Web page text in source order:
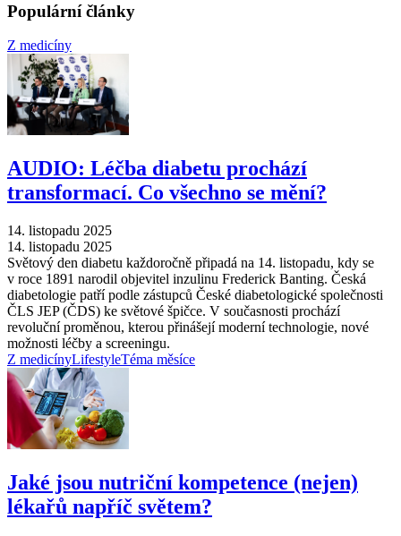
Populární články
Z medicíny
AUDIO: Léčba diabetu prochází
transformací. Co všechno se mění?
14. listopadu 2025
14. listopadu 2025
Světový den diabetu každoročně připadá na 14. listopadu, kdy se
v roce 1891 narodil objevitel inzulinu Frederick Banting. Česká
diabetologie patří podle zástupců České diabetologické společnosti
ČLS JEP (ČDS) ke světové špičce. V současnosti prochází
revoluční proměnou, kterou přinášejí moderní technologie, nové
možnosti léčby a screeningu.
Z medicínyLifestyleTéma měsíce
Jaké jsou nutriční kompetence (nejen)
lékařů napříč světem?